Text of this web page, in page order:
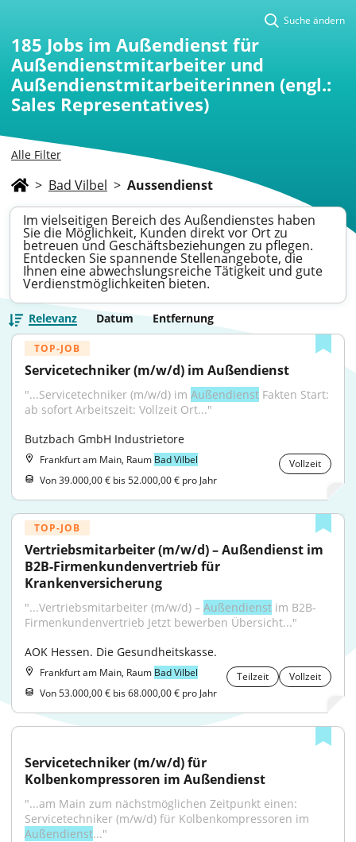
Alle Filter
Suche ändern
185 Jobs im Außendienst für
Außendienstmitarbeiter und
Außendienstmitarbeiterinnen (engl.:
Sales Representatives)
> Bad Vilbel > Aussendienst
Im vielseitigen Bereich des Außendienstes haben
Sie die Möglichkeit, Kunden direkt vor Ort zu
betreuen und Geschäftsbeziehungen zu pflegen.
Entdecken Sie spannende Stellenangebote, die
Ihnen eine abwechslungsreiche Tätigkeit und gute
Verdienstmöglichkeiten bieten.
Relevanz Datum Entfernung
TOP-JOB
Servicetechniker (m/w/d) im Außendienst
"...Servicetechniker (m/w/d) im Außendienst Fakten Start:
ab sofort Arbeitszeit: Vollzeit Ort..."
Butzbach GmbH Industrietore
Frankfurt am Main, Raum Bad Vilbel
Vollzeit
Von 39.000,00 € bis 52.000,00 € pro Jahr
TOP-JOB
Vertriebsmitarbeiter (m/w/d) – Außendienst im
B2B-Firmenkundenvertrieb für
Krankenversicherung
"...Vertriebsmitarbeiter (m/w/d) – Außendienst im B2B-
Firmenkundenvertrieb Jetzt bewerben Übersicht..."
AOK Hessen. Die Gesundheitskasse.
Frankfurt am Main, Raum Bad Vilbel Teilzeit
Vollzeit
Von 53.000,00 € bis 68.000,00 € pro Jahr
Servicetechniker (m/w/d) für
Kolbenkompressoren im Außendienst
"...am Main zum nächstmöglichen Zeitpunkt einen:
Außendienst..."